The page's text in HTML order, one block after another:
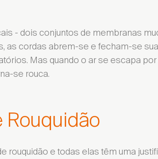
- dois conjuntos de membranas
as cordas abrem-se e fecham-se
Mas quando o ar se escapa
se rouca.
Rouquidão
rouquidão e todas elas têm uma